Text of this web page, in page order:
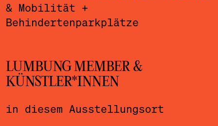
& Mobilität +
Behindertenparkplätze
LUMBUNG MEMBER &
KÜNSTLER*INNEN
in diesem Ausstellungsort